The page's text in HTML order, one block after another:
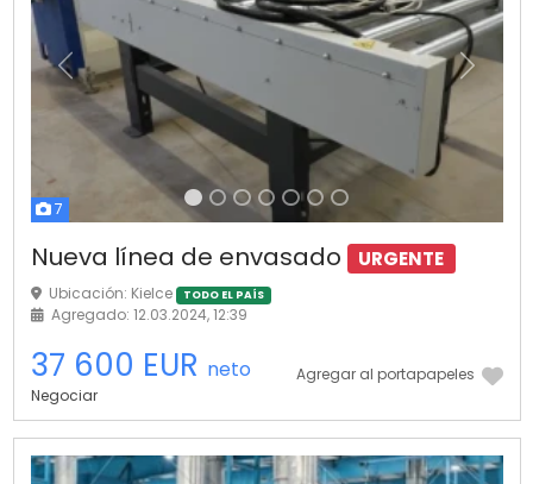
7
Anterior Próximo
Nueva línea de envasado URGENTE
Ubicación: Kielce TODO EL PAÍS
Agregado: 12.03.2024, 12:39
37 600 EUR neto
Negociar
Agregar al portapapeles